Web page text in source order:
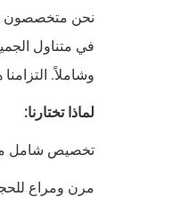
نحن متخصصون
في متناول
وشاملاً.
لماذا تختارنا:
تخصيص شامل من
مرن ومراعٍ